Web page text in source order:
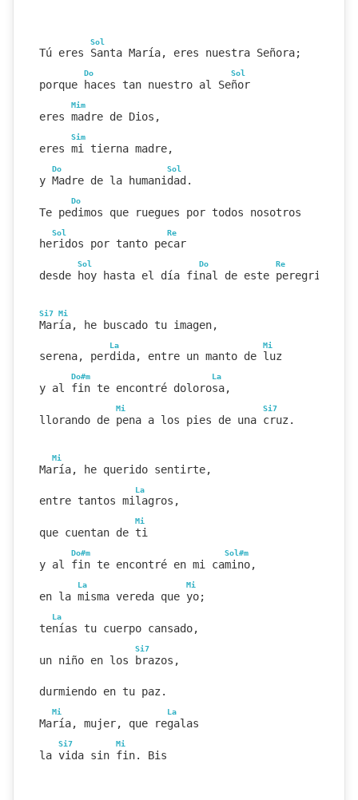
Sol
Tú eres Santa María, eres nuestra Señora;
Do Sol
porque haces tan nuestro al Señor
Mim
eres madre de Dios,
Sim
eres mi tierna madre,
Do Sol
y Madre de la humanidad.
Do
Te pedimos que ruegues por todos nosotros
Sol Re
heridos por tanto pecar
Sol Do Re
desde hoy hasta el día final de este peregrinar.
Si7 Mi
María, he buscado tu imagen,
La Mi
serena, perdida, entre un manto de luz
Do#m La
y al fin te encontré dolorosa,
Mi Si7
llorando de pena a los pies de una cruz.
Mi
María, he querido sentirte,
La
entre tantos milagros,
Mi
que cuentan de ti
Do#m Sol#m
y al fin te encontré en mi camino,
La Mi
en la misma vereda que yo;
La
tenías tu cuerpo cansado,
Si7
un niño en los brazos,
durmiendo en tu paz.
Mi La
María, mujer, que regalas
Si7 Mi
la vida sin fin. Bis